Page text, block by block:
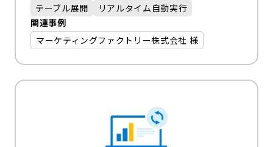
テーブル展開
リアルタイム自動実行
関連事例
マーケティングファクトリー株式会社 様